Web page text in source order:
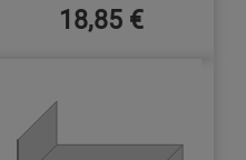
18,85 €